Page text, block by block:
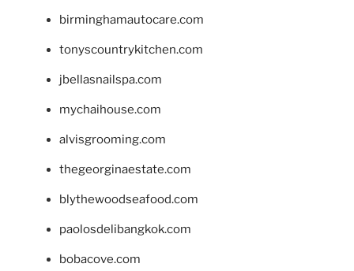
birminghamautocare.com
tonyscountrykitchen.com
jbellasnailspa.com
mychaihouse.com
alvisgrooming.com
thegeorginaestate.com
blythewoodseafood.com
paolosdelibangkok.com
bobacove.com